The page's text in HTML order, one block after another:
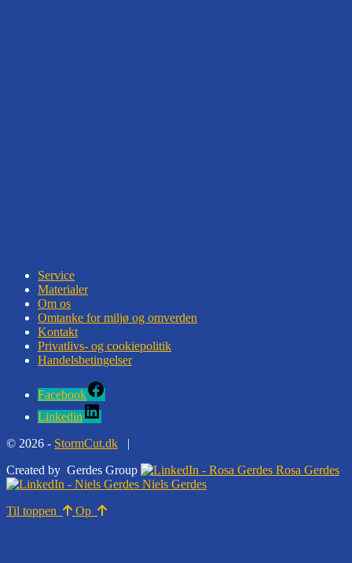
Service
Materialer
Om os
Omtanke for miljø og omverden
Kontakt
Privatlivs- og cookiepolitik
Handelsbetingelser
Facebook
Linkedin
© 2026 - StormCut.dk
|
Created by Gerdes Group
Rosa Gerdes
Niels Gerdes
Til toppen
Op